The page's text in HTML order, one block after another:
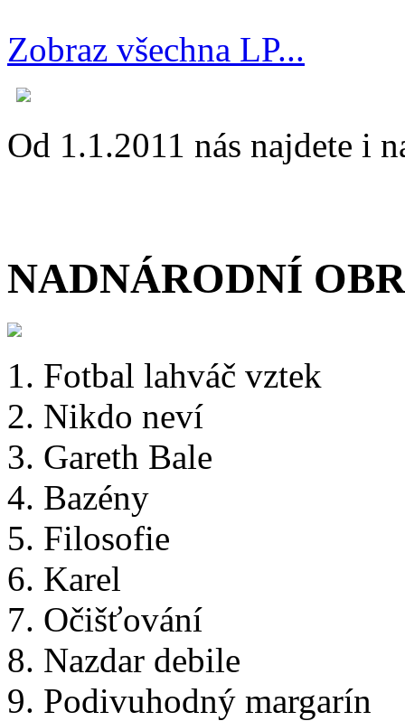
Zobraz všechna LP...
Od 1.1.2011 nás najdete i
NADNÁRODNÍ
1. Fotbal lahváč vztek
2. Nikdo neví
3. Gareth Bale
4. Bazény
5. Filosofie
6. Karel
7. Očišťování
8. Nazdar debile
9. Podivuhodný margarín